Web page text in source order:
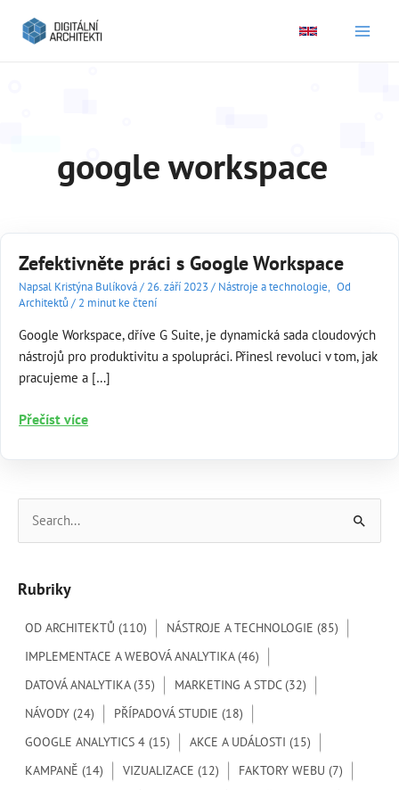
google workspace
Zefektivněte práci s Google Workspace
Napsal Kristýna Bulíková/ 26. září 2023 / Nástroje a technologie, Od
Architektů / 2 minut ke čtení
Google Workspace, dříve G Suite, je dynamická sada cloudových
nástrojů pro produktivitu a spolupráci. Přinesl revoluci v tom, jak
pracujeme a […]
Zefektivněte
s Google
Přečíst více
lRubriky
OD ARCHITEKTŮ (110) NÁSTROJE A TECHNOLOGIE (85)
IMPLEMENTACE A WEBOVÁ ANALYTIKA(46)
DATOVÁ ANALYTIKA(35) MARKETING A STDC(32)
NÁVODY (24) PŘÍPADOVÁ STUDIE (18)
GOOGLE ANALYTICS 4 (15) AKCE A UDÁLOSTI (15)
KAMPANĚ (14) VIZUALIZACE (12) FAKTORY WEBU (7)